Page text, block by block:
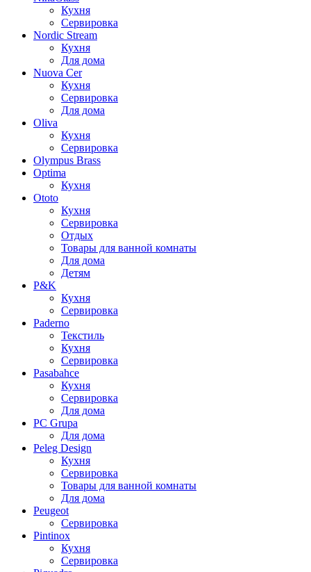
Кухня
Сервировка
Nordic Stream
Кухня
Для дома
Nuova Cer
Кухня
Сервировка
Для дома
Oliva
Кухня
Сервировка
Olympus Brass
Optima
Кухня
Ototo
Кухня
Сервировка
Отдых
Товары для ванной комнаты
Для дома
Детям
P&K
Кухня
Сервировка
Paderno
Текстиль
Кухня
Сервировка
Pasabahce
Кухня
Сервировка
Для дома
PC Grupa
Для дома
Peleg Design
Кухня
Сервировка
Товары для ванной комнаты
Для дома
Peugeot
Сервировка
Pintinox
Кухня
Сервировка